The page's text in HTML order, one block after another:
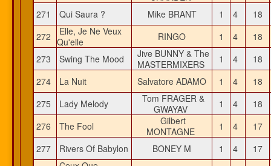
271
Qui Saura ? Mike BRANT 1 4
18
272
Elle, Je Ne Veux
Qu'elle
RINGO 1 4
18
273
Swing The Mood
Jive BUNNY & The
MASTERMIXERS
1 4
18
274
La Nuit Salvatore ADAMO 1 4
18
275
Lady Melody
Tom FRAGER &
GWAYAV
1 4
18
276
The Fool
Gilbert
MONTAGNE
1 4
17
277
Rivers Of Babylon BONEY M 1 4
17